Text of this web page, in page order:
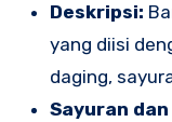
Deskripsi:
yang diisi
daging,
Sayuran dan